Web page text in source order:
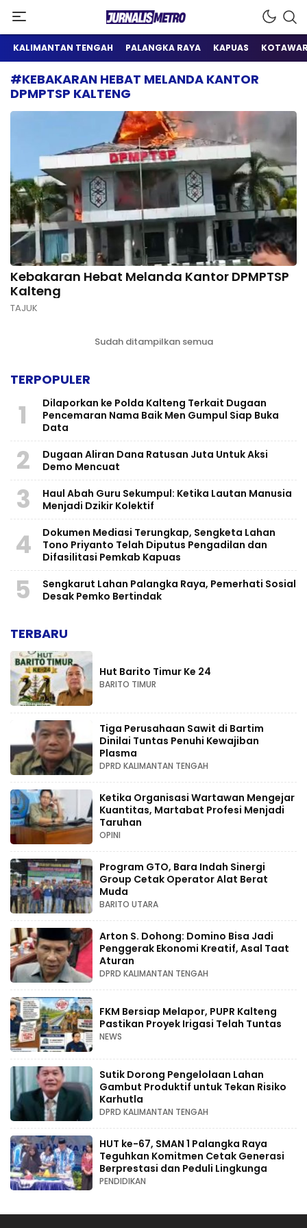
Jurnalis Metro
Satu Wadah Informasi
KALIMANTAN TENGAH PALANGKA RAYA KAPUAS
#KEBAKARAN HEBAT MELANDA KANTOR
DPMPTSP KALTENG
Kebakaran Hebat Melanda Kantor DPMPTSP
Kalteng
TAJUK
Sudah ditampilkan semua
TERPOPULER
1
Dilaporkan ke Polda Kalteng Terkait Dugaan
Pencemaran Nama Baik Men Gumpul Siap Buka
Data
2
Dugaan Aliran Dana Ratusan Juta Untuk Aksi
Demo Mencuat
3
Haul Abah Guru Sekumpul: Ketika Lautan Manusia
Menjadi Dzikir Kolektif
4
​Dokumen Mediasi Terungkap, Sengketa Lahan
Tono Priyanto Telah Diputus Pengadilan dan
Difasilitasi Pemkab Kapuas
5
Sengkarut Lahan Palangka Raya, Pemerhati Sosial
Desak Pemko Bertindak
TERBARU
Hut Barito Timur Ke 24
BARITO TIMUR
Tiga Perusahaan Sawit di Bartim
Dinilai Tuntas Penuhi Kewajiban
Plasma
DPRD KALIMANTAN TENGAH
Ketika Organisasi Wartawan Mengejar
Kuantitas, Martabat Profesi Menjadi
Taruhan
OPINI
Program GTO, Bara Indah Sinergi
Group Cetak Operator Alat Berat
Muda
BARITO UTARA
Arton S. Dohong: Domino Bisa Jadi
Penggerak Ekonomi Kreatif, Asal Taat
Aturan
DPRD KALIMANTAN TENGAH
FKM Bersiap Melapor, PUPR Kalteng
Pastikan Proyek Irigasi Telah Tuntas
NEWS
Sutik Dorong Pengelolaan Lahan
Gambut Produktif untuk Tekan Risiko
Karhutla
DPRD KALIMANTAN TENGAH
HUT ke-67, SMAN 1 Palangka Raya
Teguhkan Komitmen Cetak Generasi
Berprestasi dan Peduli Lingkunga
PENDIDIKAN